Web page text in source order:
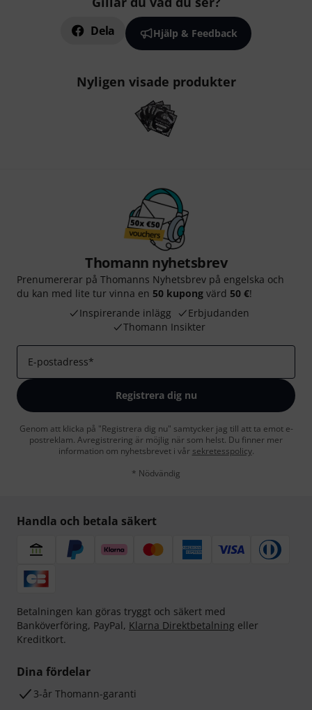
Dela Hjälp & Feedback
Nyligen visade produkter
Thomann nyhetsbrev
Prenumererar på Thomanns Nyhetsbrev på engelska och
du kan med lite tur vinna en 50 kupong värd 50 €!
Inspirerande inlägg
Erbjudanden
Thomann Insikter
E-postadress*
Registrera dig nu
Genom att klicka på "Registrera dig nu" samtycker jag till att ta emot e-
postreklam. Avregistrering är möjlig när som helst. Du finner mer
information om nyhetsbrevet i vår sekretesspolicy.
* Nödvändig
Handla och betala säkert
Betalningen kan göras tryggt och säkert med
Banköverföring, PayPal, Klarna Direktbetalning eller
Kreditkort.
Dina fördelar
3-år Thomann-garanti